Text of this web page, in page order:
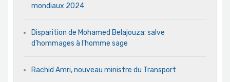
mondiaux 2024
Disparition de Mohamed Belajouza: salve
d’hommages à l’homme sage
Rachid Amri, nouveau ministre du Transport